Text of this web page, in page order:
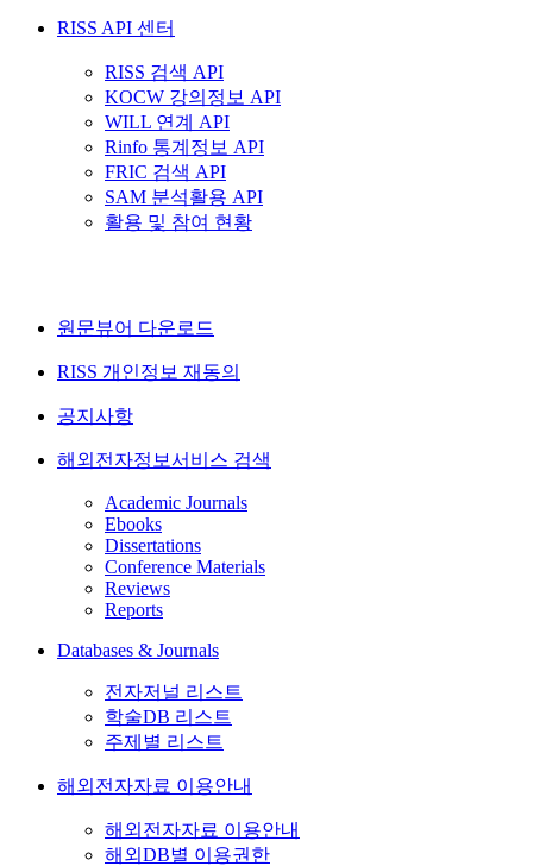
RISS API 센터
RISS 검색 API
KOCW 강의정보 API
WILL 연계 API
Rinfo 통계정보 API
FRIC 검색 API
SAM 분석활용 API
활용 및 참여 현황
원문뷰어 다운로드
RISS 개인정보 재동의
공지사항
해외전자정보서비스 검색
Academic Journals
Ebooks
Dissertations
Conference Materials
Reviews
Reports
Databases & Journals
전자저널 리스트
학술DB 리스트
주제별 리스트
해외전자자료 이용안내
해외전자자료 이용안내
해외DB별 이용권한